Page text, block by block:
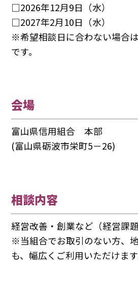
□2026年12月9日（水）
□2027年2月10日（水）
※希望相談日に合わない場合
です。
会場
富山県信用組合 本部
(富山県砺波市栄町5－26)
相談内容
経営改善・創業など（経営課題
※当組合でお取引のない方、
も、幅広くご利用いただけます